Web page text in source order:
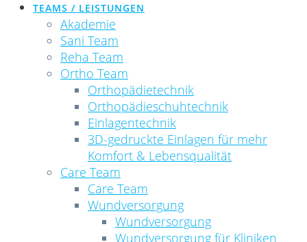
TEAMS / LEISTUNGEN
Akademie
Sani Team
Reha Team
Ortho Team
Orthopädietechnik
Orthopädieschuhtechnik
Einlagentechnik
3D-gedruckte Einlagen für mehr
Komfort & Lebensqualität
Care Team
Care Team
Wundversorgung
Wundversorgung
Wundversorgung für Kliniken